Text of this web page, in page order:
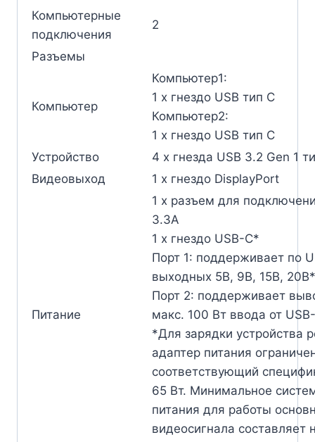
Компьютерные
подключения
2
Разъемы
Компьютер
Компьютер1:
1 x гнездо USB тип C
Компьютер2:
1 x гнездо USB тип C
Устройство
4 x гнезда USB 3.2 Gen 1
Видеовыход
1 x гнездо DisplayPort
Питание
1 x разъем для
3.3A
1 x гнездо USB-C*
Порт 1: поддерживает по
выходных 5В, 9В, 15В, 20В*
Порт 2: поддерживает
макс. 100 Вт ввода от
*Для зарядки устройства
адаптер питания
соответствующий
65 Вт. Минимальное
питания для работы
видеосигнала